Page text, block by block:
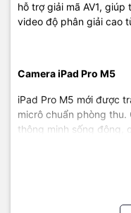
hỗ trợ giải mã AV1,
video độ phân giải cao
Camera iPad Pro M5
iPad Pro M5 mới được
micrô chuẩn phòng thu.
thông minh sống động,